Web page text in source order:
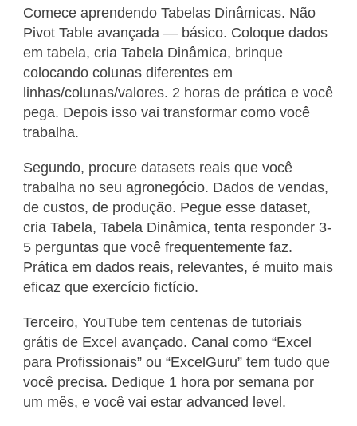
Comece aprendendo Tabelas Dinâmicas. Não
Pivot Table avançada — básico. Coloque dados
em tabela, cria Tabela Dinâmica, brinque
colocando colunas diferentes em
linhas/colunas/valores. 2 horas de prática e você
pega. Depois isso vai transformar como você
trabalha.
Segundo, procure datasets reais que você
trabalha no seu agronegócio. Dados de vendas,
de custos, de produção. Pegue esse dataset,
cria Tabela, Tabela Dinâmica, tenta responder 3-
5 perguntas que você frequentemente faz.
Prática em dados reais, relevantes, é muito mais
eficaz que exercício fictício.
Terceiro, YouTube tem centenas de tutoriais
grátis de Excel avançado. Canal como “Excel
para Profissionais” ou “ExcelGuru” tem tudo que
você precisa. Dedique 1 hora por semana por
um mês, e você vai estar advanced level.